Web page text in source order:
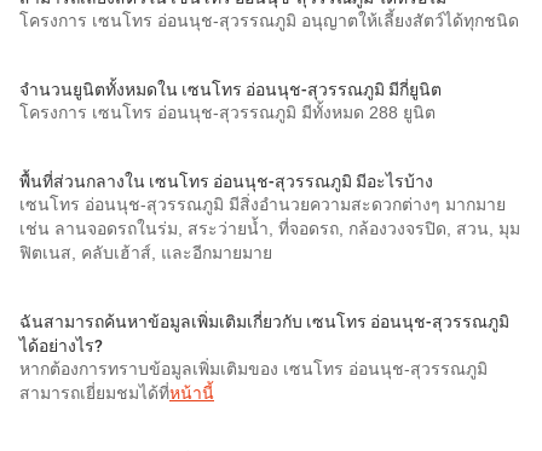
โครงการ เซนโทร อ่อนนุช-สุวรรณภูมิ อนุญาตให้เลี้ยงสัตว์ได้ทุกชนิด
จำนวนยูนิตทั้งหมดใน เซนโทร อ่อนนุช-สุวรรณภูมิ มีกี่ยูนิต
โครงการ เซนโทร อ่อนนุช-สุวรรณภูมิ มีทั้งหมด 288 ยูนิต
พื้นที่ส่วนกลางใน เซนโทร อ่อนนุช-สุวรรณภูมิ มีอะไรบ้าง
เซนโทร อ่อนนุช-สุวรรณภูมิ มีสิ่งอำนวยความสะดวกต่างๆ มากมาย
เช่น ลานจอดรถในร่ม, สระว่ายน้ำ, ที่จอดรถ, กล้องวงจรปิด, สวน, มุม
ฟิตเนส, คลับเฮ้าส์, และอีกมายมาย
ฉันสามารถค้นหาข้อมูลเพิ่มเติมเกี่ยวกับ เซนโทร อ่อนนุช-สุวรรณภูมิ
ได้อย่างไร?
หากต้องการทราบข้อมูลเพิ่มเติมของ เซนโทร อ่อนนุช-สุวรรณภูมิ
สามารถเยี่ยมชมได้ที่หน้านี้